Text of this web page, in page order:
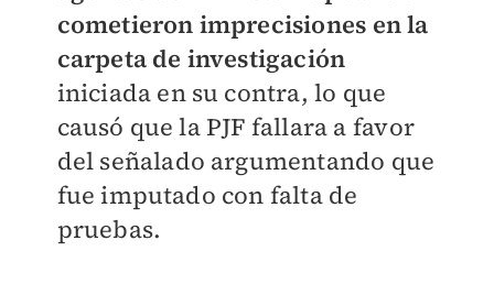
cometieron imprecisiones en la
carpeta de investigación
iniciada en su contra, lo que
causó que la PJF fallara a favor
del señalado argumentando que
fue imputado con falta de
pruebas.